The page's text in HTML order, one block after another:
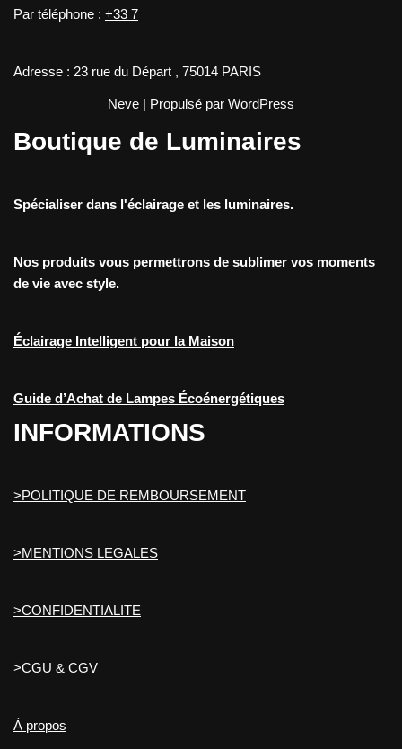
Par téléphone : +33 7
Adresse : 23 rue du Départ , 75014 PARIS
Neve | Propulsé par WordPress
Boutique de Luminaires
Spécialiser dans l'éclairage et les luminaires.
Nos produits vous permettrons de sublimer vos moments
de vie avec style.
Éclairage Intelligent pour la Maison
Guide d’Achat de Lampes Écoénergétiques
INFORMATIONS
>POLITIQUE DE REMBOURSEMENT
>MENTIONS LEGALES
>CONFIDENTIALITE
>CGU & CGV
À propos